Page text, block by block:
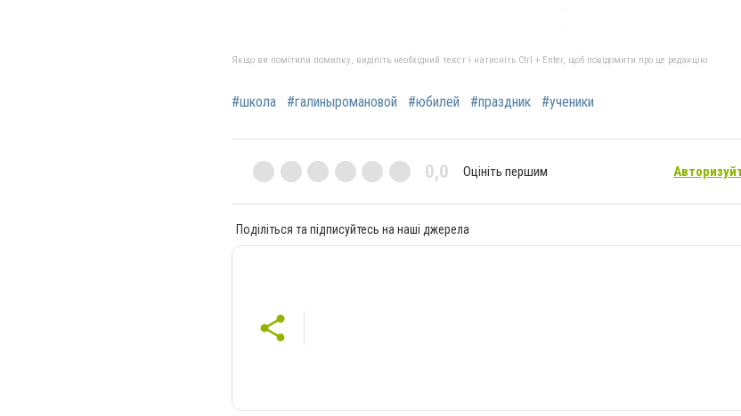
Якщо ви помітили помилку, виділіть необхідний текст і натисніть Ctrl + Enter, щоб повідомити про це редакцію
#школа #галиныромановой #юбилей #праздник #ученики
0,0 Оцініть першим
Поділіться та підписуйтесь на наші джерела